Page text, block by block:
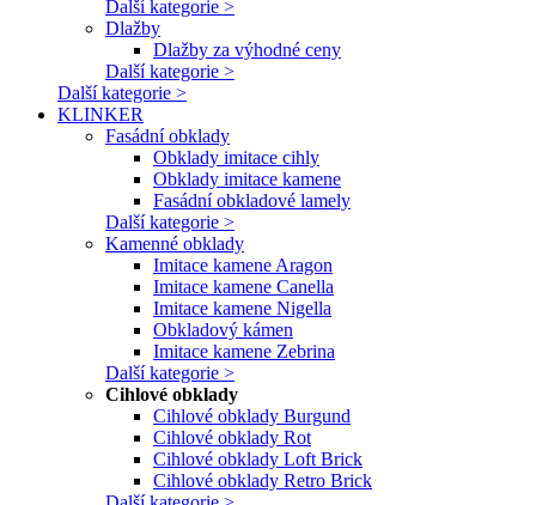
Další kategorie >
Dlažby
Dlažby za výhodné ceny
Další kategorie >
Další kategorie >
KLINKER
Fasádní obklady
Obklady imitace cihly
Obklady imitace kamene
Fasádní obkladové lamely
Další kategorie >
Kamenné obklady
Imitace kamene Aragon
Imitace kamene Canella
Imitace kamene Nigella
Obkladový kámen
Imitace kamene Zebrina
Další kategorie >
Cihlové obklady
Cihlové obklady Burgund
Cihlové obklady Rot
Cihlové obklady Loft Brick
Cihlové obklady Retro Brick